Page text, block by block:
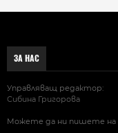
ЗА НАС
Управляващ редактор:
Сибина Григорова
Можете да ни пишете на